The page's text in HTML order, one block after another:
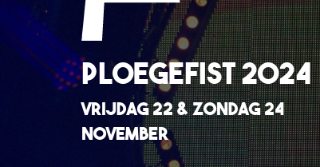
PLOEGEFIST 2024
VRIJDAG 22 & ZONDAG 24
NOVEMBER